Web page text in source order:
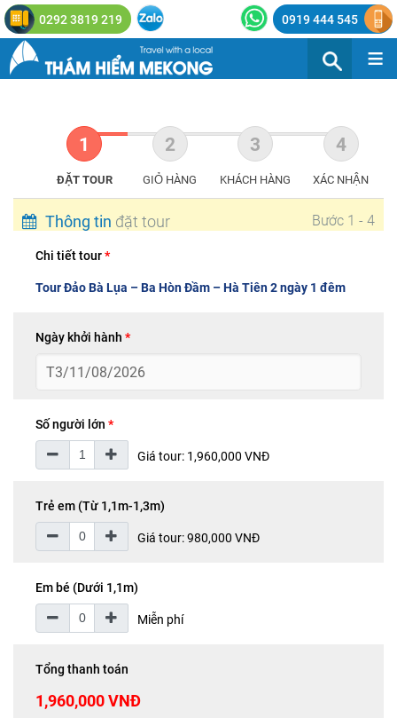
0292 3819 219 0919 444 545
≡
ĐẶT TOUR GIỎ HÀNG KHÁCH HÀNG XÁC NHẬN
Thông tin đặt tour Bước 1 - 4
Chi tiết tour*
Tour Đảo Bà Lụa – Ba Hòn Đầm – Hà Tiên 2 ngày 1 đêm
Ngày khởi hành *
T3/11/08/2026
Số người lớn *
Giá tour: 1,960,000 VNĐ
Trẻ em (Từ 1,1m-1,3m)
Giá tour: 980,000 VNĐ
Em bé (Dưới 1,1m)
Miễn phí
Tổng thanh toán
1,960,000 VNĐ